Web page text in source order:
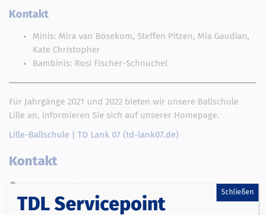
Kontakt
Minis: Mira van Bösekom, Steffen Pitzen, Mia Gaudian,
Kate Christopher
Bambinis: Rosi Fischer-Schnuchel
Für Jahrgänge 2021 und 2022 bieten wir unsere Ballschule
Lille an, informieren Sie sich auf unserer Homepage.
Lille-Ballschule | TD Lank 07 (td-lank07.de)
Kontakt
Turn- und Sportverein Treudeutsch 07 Lank e.V.
TDL Servicepoint
Schließen